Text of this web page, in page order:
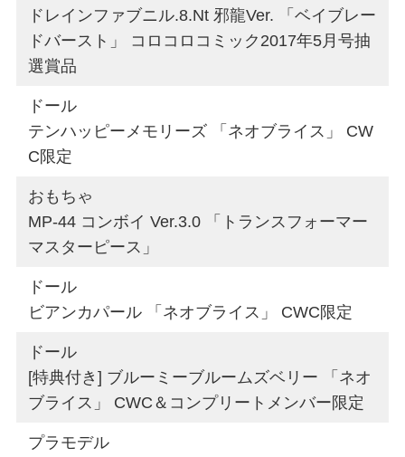
ドレインファブニル.8.Nt 邪龍Ver. 「ベイブレー
ドバースト」 コロコロコミック2017年5月号抽
選賞品
ドール
テンハッピーメモリーズ 「ネオブライス」 CW
C限定
おもちゃ
MP-44 コンボイ Ver.3.0 「トランスフォーマー
マスターピース」
ドール
ビアンカパール 「ネオブライス」 CWC限定
ドール
[特典付き] ブルーミーブルームズベリー 「ネオ
ブライス」 CWC＆コンプリートメンバー限定
プラモデル